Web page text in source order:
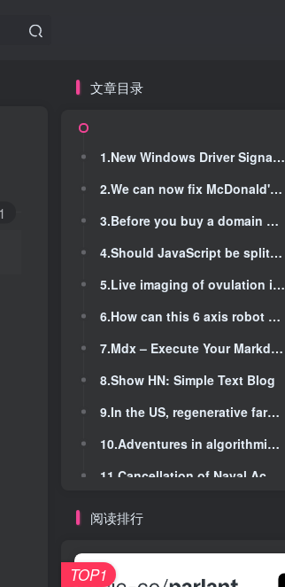
文章目录
1.New Windows Driver Signature bypass allows kernel rootkit installs
2.We can now fix McDonald's ice cream machines
3.Before you buy a domain name, first check to see if it's haunted
4.Should JavaScript be split into two languages? Google proposal divides opinion
5.Live imaging of ovulation in action reveals three distinct phases
6.How can this 6 axis robot have a static accuracy of 0.05 mm? (2021)
7.Mdx – Execute Your Markdown Code Blocks, Now in Go
8.Show HN: Simple Text Blog
9.In the US, regenerative farming practices require unlearning past advice
10.Adventures in algorithmic trading on the Runescape Grand Exchange
文章目录
1.New Windows Driver Signature bypass allows kernel rootkit installs
2.We can now fix McDonald's ice cream machines
3.Before you buy a domain name, first check to see if it's haunted
4.Should JavaScript be split into two languages? Google proposal divides opinion
5.Live imaging of ovulation in action reveals three distinct phases
6.How can this 6 axis robot have a static accuracy of 0.05 mm? (2021)
7.Mdx – Execute Your Markdown Code Blocks, Now in Go
8.Show HN: Simple Text Blog
9.In the US, regenerative farming practices require unlearning past advice
10.Adventures in algorithmic trading on the Runescape Grand Exchange
阅读排行
TOP1